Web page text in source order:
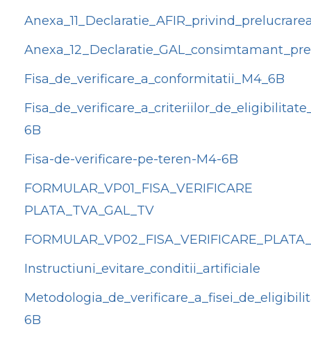
Fisa_de_verificare_a_conformitatii_M4_6B
6B
Fisa-de-verificare-pe-teren-M4-6B
FORMULAR_VP01_FISA_VERIFICARE
PLATA_TVA_GAL_TV
Instructiuni_evitare_conditii_artificiale
6B